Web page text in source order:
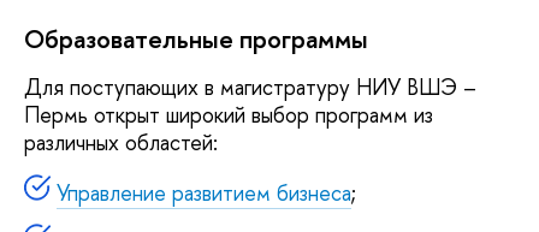
Образовательные программы
Для поступающих в магистратуру НИУ ВШЭ –
Пермь открыт широкий выбор программ из
различных областей:
Управление развитием бизнеса;